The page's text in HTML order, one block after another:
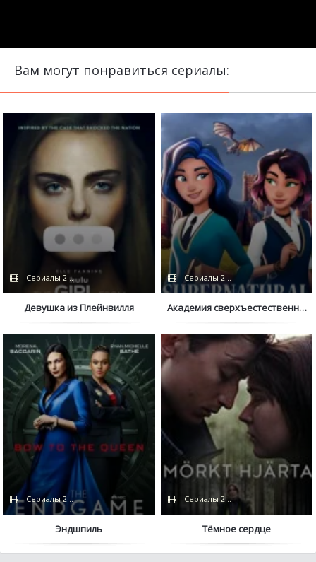
Вам могут понравиться сериалы:
Сериалы 2022 / Hulu
Девушка из Плейнвилля
Сериалы 2022
Академия сверхъестественного
Сериалы 2022
Эндшпиль
Сериалы 2022
Тёмное сердце